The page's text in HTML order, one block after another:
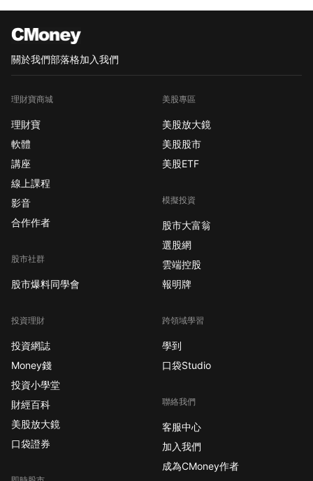
關於我們部落格加入我們
理財寶商城
理財寶
軟體
講座
線上課程
影音
合作作者
股市社群
股市爆料同學會
投資理財
投資網誌
Money錢
投資小學堂
財經百科
美股放大鏡
口袋證券
美股專區
美股放大鏡
美股股市
美股ETF
模擬投資
股市大富翁
選股網
雲端控股
報明牌
跨領域學習
學到
口袋Studio
聯絡我們
客服中心
加入我們
成為CMoney作者